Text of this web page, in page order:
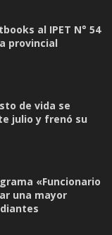
al IPET N° 54
provincial
de vida se
julio y frenó su
«Funcionario
una mayor